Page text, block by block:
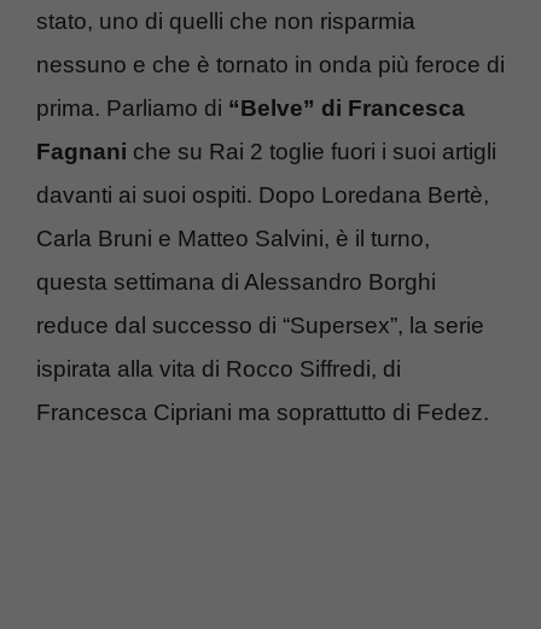
stato, uno di quelli che non risparmia
nessuno e che è tornato in onda più feroce di
prima. Parliamo di “Belve” di Francesca
Fagnani che su Rai 2 toglie fuori i suoi artigli
davanti ai suoi ospiti. Dopo Loredana Bertè,
Carla Bruni e Matteo Salvini, è il turno,
questa settimana di Alessandro Borghi
reduce dal successo di “Supersex”, la serie
ispirata alla vita di Rocco Siffredi, di
Francesca Cipriani ma soprattutto di Fedez.